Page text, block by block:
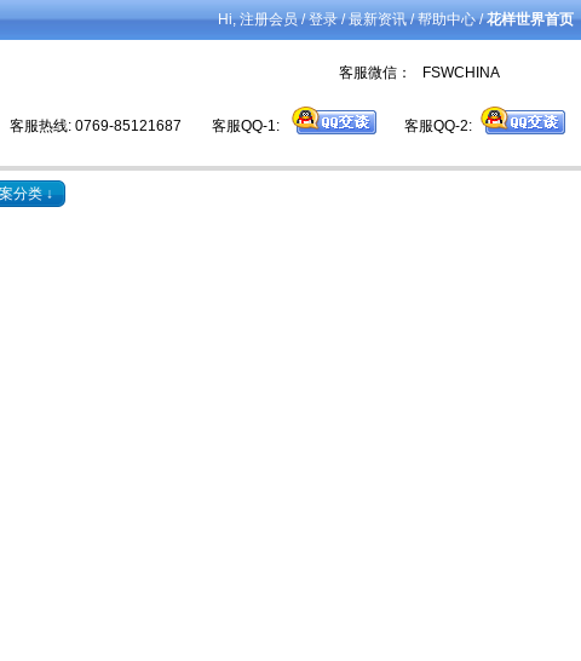
Hi,注册会员/登录/最新资讯/帮助中心/花样世界首页
客服微信： FSWCHINA
客服热线: 0769-85121687 客服QQ-1: 客服QQ-2:
分类 ↓